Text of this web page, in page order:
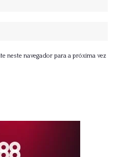
neste navegador para a próxima vez